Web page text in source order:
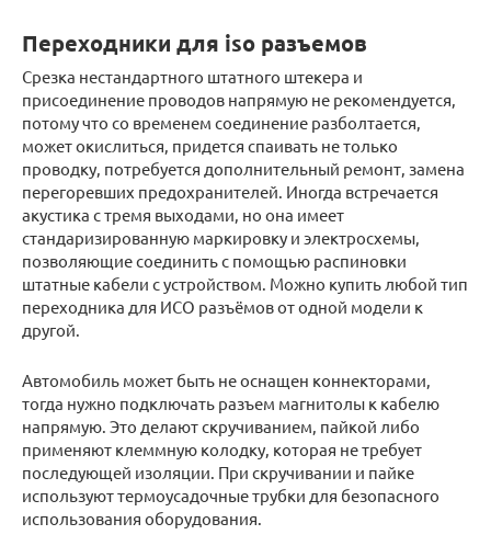
Переходники для iso разъемов
Срезка нестандартного штатного штекера и
присоединение проводов напрямую не рекомендуется,
потому что со временем соединение разболтается,
может окислиться, придется спаивать не только
проводку, потребуется дополнительный ремонт, замена
перегоревших предохранителей. Иногда встречается
акустика с тремя выходами, но она имеет
стандаризированную маркировку и электросхемы,
позволяющие соединить с помощью распиновки
штатные кабели с устройством. Можно купить любой тип
переходника для ИСО разъёмов от одной модели к
другой.
Автомобиль может быть не оснащен коннекторами,
тогда нужно подключать разъем магнитолы к кабелю
напрямую. Это делают скручиванием, пайкой либо
применяют клеммную колодку, которая не требует
последующей изоляции. При скручивании и пайке
используют термоусадочные трубки для безопасного
использования оборудования.